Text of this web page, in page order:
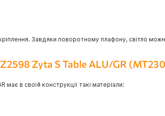
Завдяки поворотному плафону, світло
Zyta S Table ALU/GR
в своїй конструкції такі матеріали: